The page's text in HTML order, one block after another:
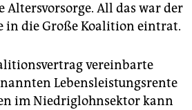
Altersvorsorge. All das war der
in die Große Koalition eintrat.
vereinbarte
Lebensleistungsrente
im Niedriglohnsektor kann